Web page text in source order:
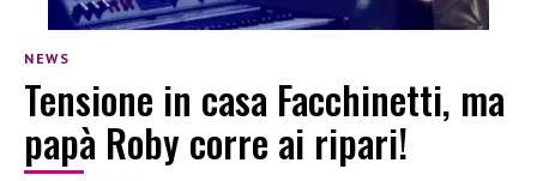
NEWS
Tensione in casa Facchinetti, ma
papà Roby corre ai ripari!